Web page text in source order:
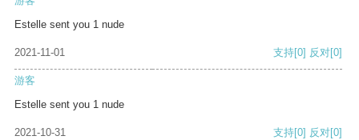
Estelle sent you 1 nude
2021-11-01 支持[0] 反对[0]
游客
Estelle sent you 1 nude
2021-10-31 支持[0] 反对[0]